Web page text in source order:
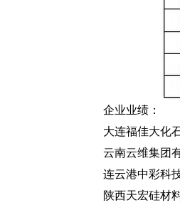
企业业绩：
大连福佳大化
云南云维集团
连云港中彩科
陕西天宏硅材